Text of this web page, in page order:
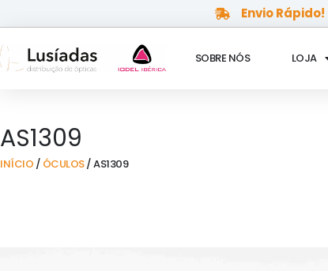
to
content
Envio Rápido!
SOBRE NÓS LOJA
AS1309
INÍCIO / ÓCULOS/ AS1309